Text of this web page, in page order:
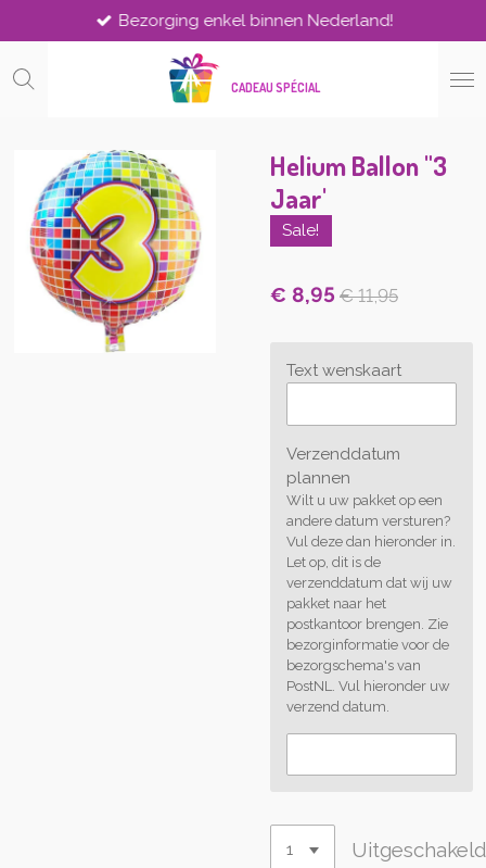
direct
naar
CADEAU SPÉCIAL
Bezorging enkel binnen Nederland!
Helium Ballon "3
Jaar'
Sale!
€ 8,95 € 11,95
Text wenskaart
Verzenddatum
plannen
Wilt u uw pakket op een
andere datum versturen?
Vul deze dan hieronder in.
Let op, dit is de
verzenddatum dat wij uw
pakket naar het
postkantoor brengen. Zie
bezorginformatie voor de
bezorgschema's van
PostNL. Vul hieronder uw
verzend datum.